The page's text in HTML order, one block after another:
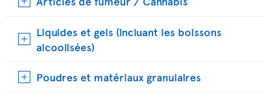
Liquides et gels (incluant les boissons
alcoolisées)
Poudres et matériaux granulaires